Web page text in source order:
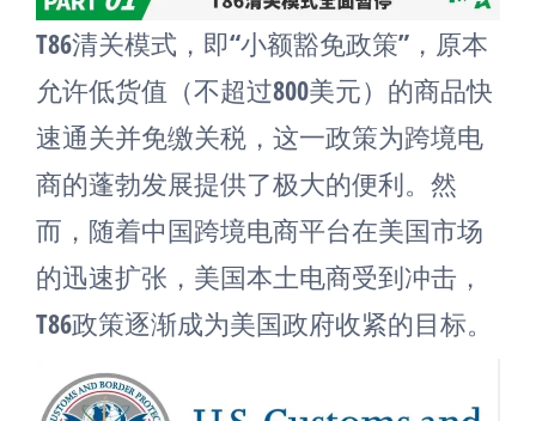
T86清关模式，即“小额豁免政策”，原本
允许低货值（不超过800美元）的商品快
速通关并免缴关税，这一政策为跨境电
商的蓬勃发展提供了极大的便利。然
而，随着中国跨境电商平台在美国市场
的迅速扩张，美国本土电商受到冲击，
T86政策逐渐成为美国政府收紧的目标。